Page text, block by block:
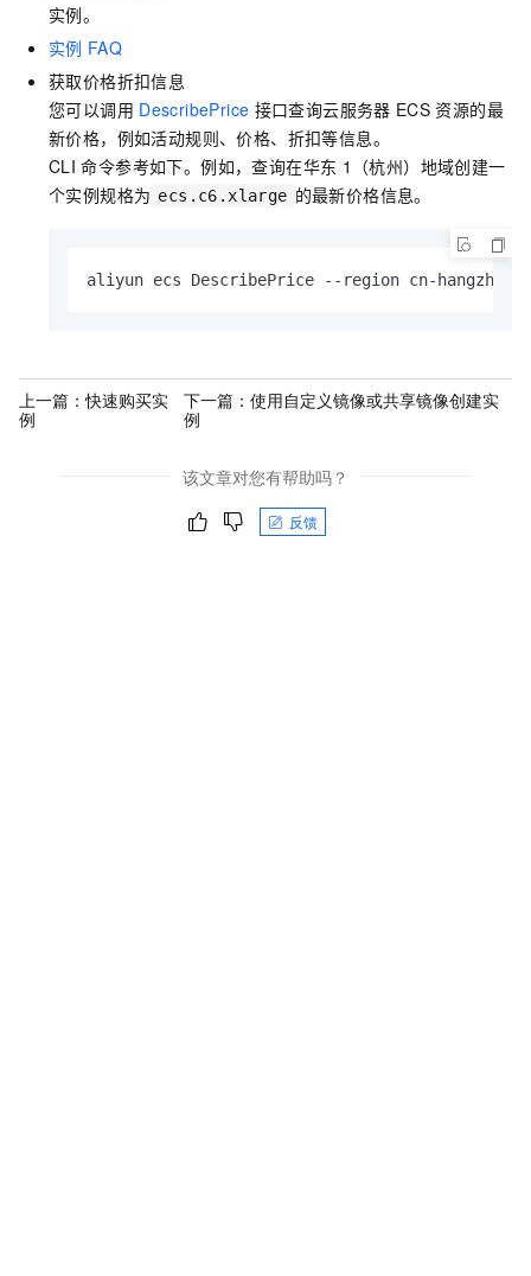
实例。
实例 FAQ
获取价格折扣信息
您可以调用 DescribePrice 接口查询云服务器 ECS 资源的最
新价格，例如活动规则、价格、折扣等信息。
CLI 命令参考如下。例如，查询在华东 1（杭州）地域创建一
个实例规格为 ecs.c6.xlarge 的最新价格信息。
aliyun ecs DescribePrice --region cn-
上一篇：快速购买实
例
下一篇： 使用自定义镜像或共享镜像创建实
例
该文章对您有帮助吗？
反馈